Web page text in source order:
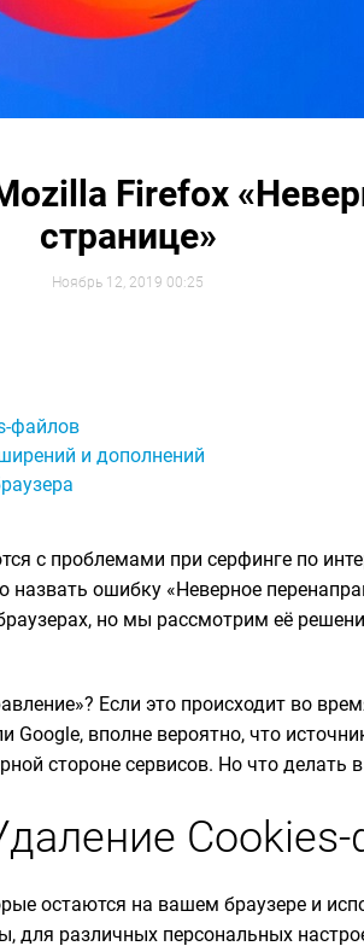
Firefox
странице»
Ноябрь 12, 2019 00:25
файлов
и дополнений
с проблемами при серфинге по
ошибку «Неверное
но мы рассмотрим её
Если это происходит во
Google, вполне вероятно, что
стороне сервисов. Но что делать
остаются на вашем браузере и
для различных персональных